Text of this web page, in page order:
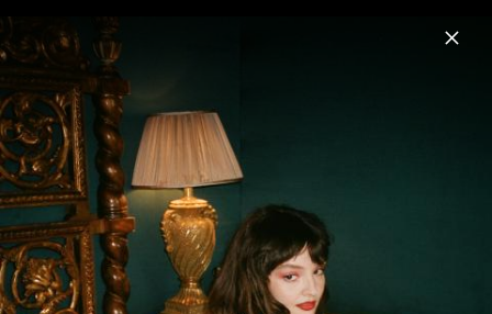
Menu
Lauren Mayberry
Home News Musik
Pressebilder 2024